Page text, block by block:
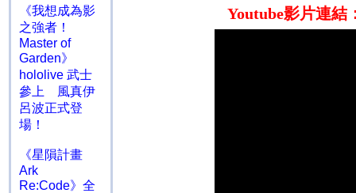
《我想成為影
之強者！
Master of
Garden》
hololive 武士
參上 風真伊
呂波正式登
場！
《星隕計畫
Ark
Re:Code》全
Youtube影片連結